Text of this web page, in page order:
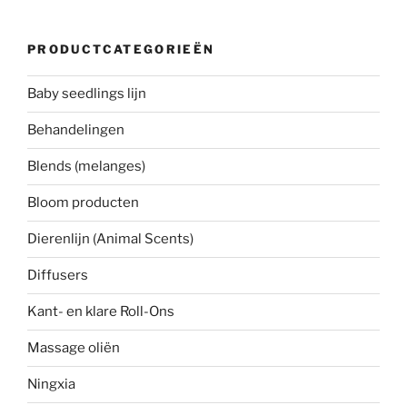
PRODUCTCATEGORIEËN
Baby seedlings lijn
Behandelingen
Blends (melanges)
Bloom producten
Dierenlijn (Animal Scents)
Diffusers
Kant- en klare Roll-Ons
Massage oliën
Ningxia